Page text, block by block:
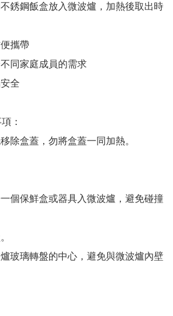
銹鋼飯盒放入微波爐，加熱後取出時
攜帶
同家庭成員的需求
全
：
除盒蓋，勿將盒蓋一同加熱。
個保鮮盒或器具入微波爐，避免碰撞
玻璃轉盤的中心，避免與微波爐內壁